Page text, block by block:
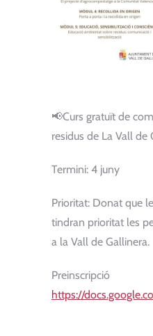
📢Curs gratuït de
residus de La Vall de
Termini: 4 juny
Prioritat: Donat que
tindran prioritat les
a la Vall de Gallinera.
Preinscripció
https://